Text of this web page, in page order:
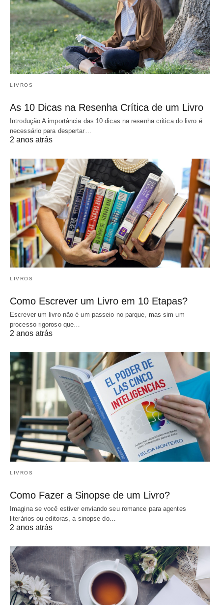
LIVROS
As 10 Dicas na Resenha Crítica de um Livro
Introdução A importância das 10 dicas na resenha critica do livro é
necessário para despertar…
2 anos atrás
LIVROS
Como Escrever um Livro em 10 Etapas?
Escrever um livro não é um passeio no parque, mas sim um
processo rigoroso que…
2 anos atrás
LIVROS
Como Fazer a Sinopse de um Livro?
Imagina se você estiver enviando seu romance para agentes
literários ou editoras, a sinopse do…
2 anos atrás